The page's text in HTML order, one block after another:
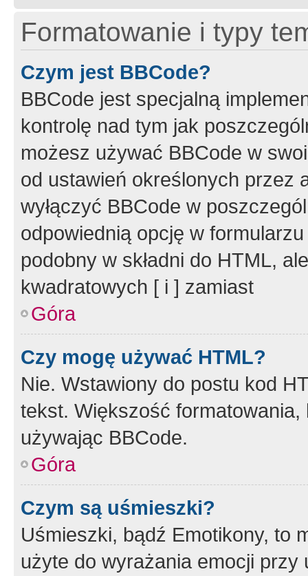
Formatowanie i typy
Czym jest BBCode?
BBCode jest specjalną
kontrolę nad tym jak
możesz używać BBCode w
od ustawień określonych przez
wyłączyć BBCode w
odpowiednią opcję w
podobny w składni do HTML,
kwadratowych [ i ] zamiast
Góra
Czy mogę używać HTML?
Nie. Wstawiony do postu kod
tekst. Większość
używając BBCode.
Góra
Czym są uśmieszki?
Uśmieszki, bądź Emotikony, to
użyte do wyrażania emocji